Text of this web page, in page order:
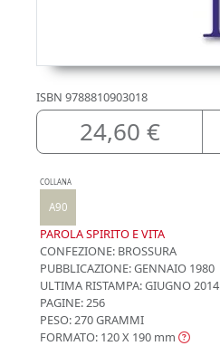
ISBN 9788810903018
24,60 €
COLLANA
A90
PAROLA SPIRITO E VITA
CONFEZIONE: BROSSURA
PUBBLICAZIONE:GENNAIO 1980
ULTIMA RISTAMPA:GIUGNO 2014
PAGINE: 256
PESO: 270 GRAMMI
FORMATO: 120 X 190 mm